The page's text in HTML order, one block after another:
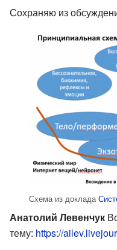
Сохраняю из
Схема из доклада
Анатолий Левенчук
тему: https://